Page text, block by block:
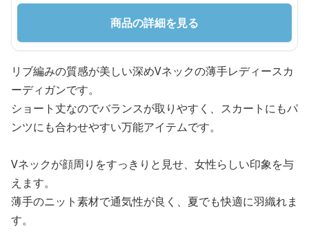
商品の詳細を見る
リブ編みの質感が美しい深めVネックの薄手レディースカ
ーディガンです。
ショート丈なのでバランスが取りやすく、スカートにもパ
ンツにも合わせやすい万能アイテムです。
Vネックが顔周りをすっきりと見せ、女性らしい印象を与
えます。
薄手のニット素材で通気性が良く、夏でも快適に羽織れま
す。